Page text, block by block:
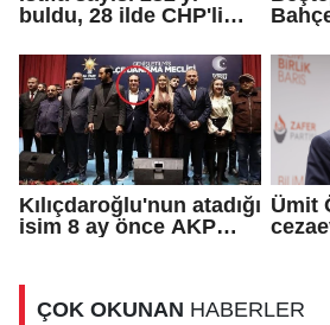
buldu, 28 ilde CHP'li
Kılıçdaroğlu'nun atadığı
isim 8 ay önce AKP
Ümit
ÇOK OKUNAN HABERLER